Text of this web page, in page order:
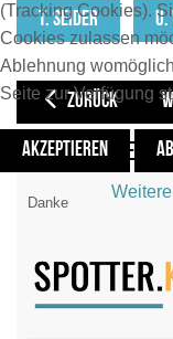
T. SEIDER U.
VORHERIGER
ZURÜCK
Hinterlasse
Danke
(Tracking Cookies).
Cookies zulassen
Ablehnung
Seite zur Verfügung
AKZEPTIEREN